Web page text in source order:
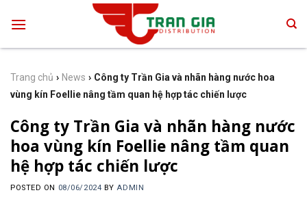
Trang chủ › News › Công ty Trần Gia và nhãn hàng nước hoa
vùng kín Foellie nâng tầm quan hệ hợp tác chiến lược
Công ty Trần Gia và nhãn hàng nước
hoa vùng kín Foellie nâng tầm quan
hệ hợp tác chiến lược
POSTED ON 08/06/2024 BYADMIN